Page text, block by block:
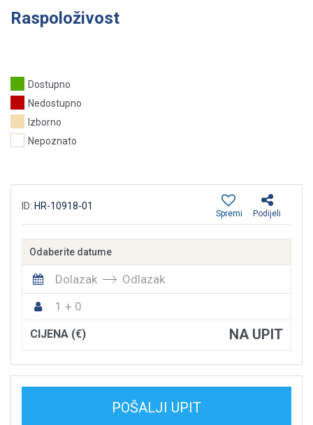
Raspoloživost
Dostupno
Nedostupno
Izborno
Nepoznato
ID: HR-10918-01
Podijeli
Spremi
Odaberite datume
Dolazak
Odlazak
1 + 0
CIJENA (€) NA UPIT
POŠALJI UPIT